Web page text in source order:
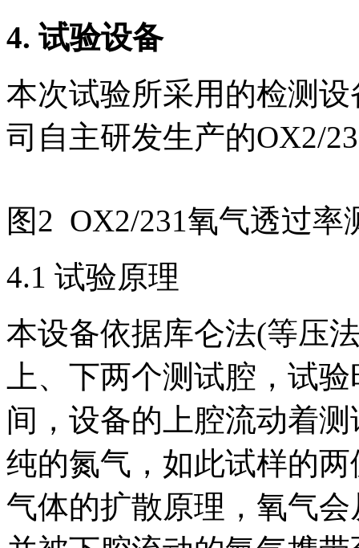
4. 试验设备
本次试验所采用的检测
司自主研发生产的OX2/
图2 OX2/231氧气透过率
4.1 试验原理
本设备依据库仑法(等压
上、下两个测试腔，试
间，设备的上腔流动着
纯的氮气，如此试样的
气体的扩散原理，氧气